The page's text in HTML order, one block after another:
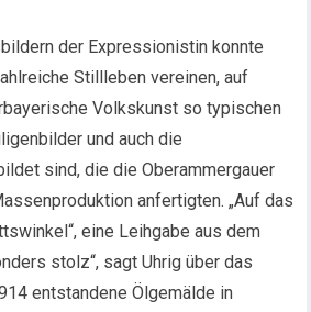
der Expressionistin konnte
Stillleben vereinen, auf
Volkskunst so typischen
und auch die
sind, die die Oberammergauer
anfertigten. „Auf das
eine Leihgabe aus dem
stolz“, sagt Uhrig über das
entstandene Ölgemälde in